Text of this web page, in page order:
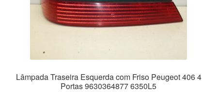
Lâmpada Traseira Esquerda com Friso Peugeot 406 4
Portas 9630364877 6350L5